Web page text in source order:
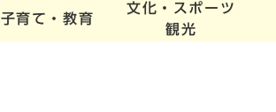
子育て・教育
文化・スポーツ
観光